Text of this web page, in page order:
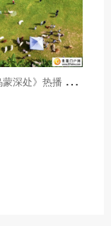
借
势《乌蒙深处》热播 黔西市推动影视流量变游客“留量”